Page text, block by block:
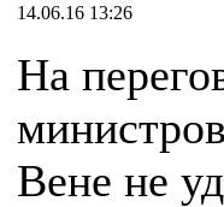
14.06.16 13:26
На
Вене не